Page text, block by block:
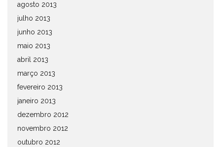
agosto 2013
julho 2013
junho 2013
maio 2013
abril 2013
março 2013
fevereiro 2013
janeiro 2013
dezembro 2012
novembro 2012
outubro 2012